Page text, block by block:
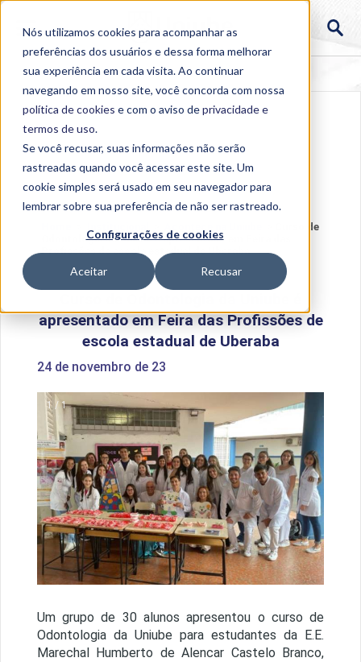
Nós utilizamos cookies para acompanhar as
preferências dos usuários e dessa forma melhorar
sua experiência em cada visita. Ao continuar
navegando em nosso site, você concorda com nossa
política de cookies e com o aviso deprivacidade e
termos de uso.
Se você recusar, suas informações não serão
rastreadas quando você acessar este site. Um
cookie simples será usado em seu navegador para
lembrar sobre sua preferência de não ser rastreado.
Configurações de cookies
Aceitar Recusar
Curso de
Odontologia da Uniube é apresentado em Feira das
Profissões de escola estadual de Uberaba
apresentado em Feira das Profissões de
escola estadual de Uberaba
24 de novembro de 23
1 / 1
Um grupo de 30 alunos apresentou o curso de
Odontologia da Uniube para estudantes da E.E.
Marechal Humberto de Alencar Castelo Branco,